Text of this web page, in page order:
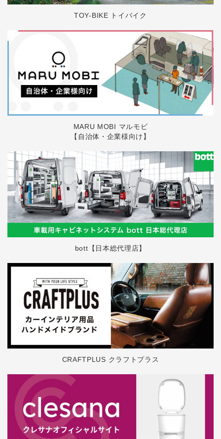
TOY-BIKE トイバイク
MARU MOBI マルモビ
【自治体・企業様向け】
bott【日本総代理店】
CRAFTPLUS クラフトプラス